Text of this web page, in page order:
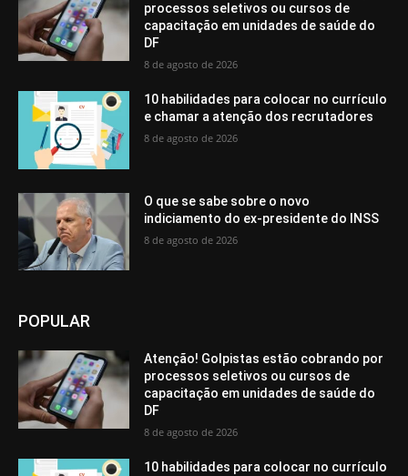
processos seletivos ou cursos de
capacitação em unidades de saúde do
DF
8 de agosto de 2026
10 habilidades para colocar no currículo
e chamar a atenção dos recrutadores
8 de agosto de 2026
O que se sabe sobre o novo
indiciamento do ex-presidente do INSS
8 de agosto de 2026
POPULAR
Atenção! Golpistas estão cobrando por
processos seletivos ou cursos de
capacitação em unidades de saúde do
DF
8 de agosto de 2026
10 habilidades para colocar no currículo